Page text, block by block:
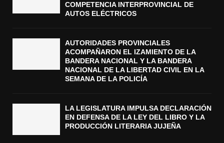
COMPETENCIA INTERPROVINCIAL DE
AUTOS ELÉCTRICOS
AUTORIDADES PROVINCIALES
ACOMPAÑARON EL IZAMIENTO DE LA
BANDERA NACIONAL Y LA BANDERA
NACIONAL DE LA LIBERTAD CIVIL EN LA
SEMANA DE LA POLICÍA
LA LEGISLATURA IMPULSA DECLARACIÓN
EN DEFENSA DE LA LEY DEL LIBRO Y LA
PRODUCCIÓN LITERARIA JUJEÑA